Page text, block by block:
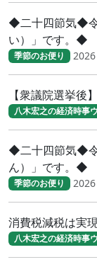
◆二十四節気◆令
い）」です。◆
季節のお便り
【衆議院選挙後
八木宏之の経済時事
◆二十四節気◆令
ん）」です。◆
季節のお便り
消費税減税は実
八木宏之の経済時事